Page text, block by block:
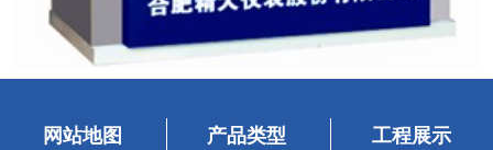
网站地图 产品类型 工程展示